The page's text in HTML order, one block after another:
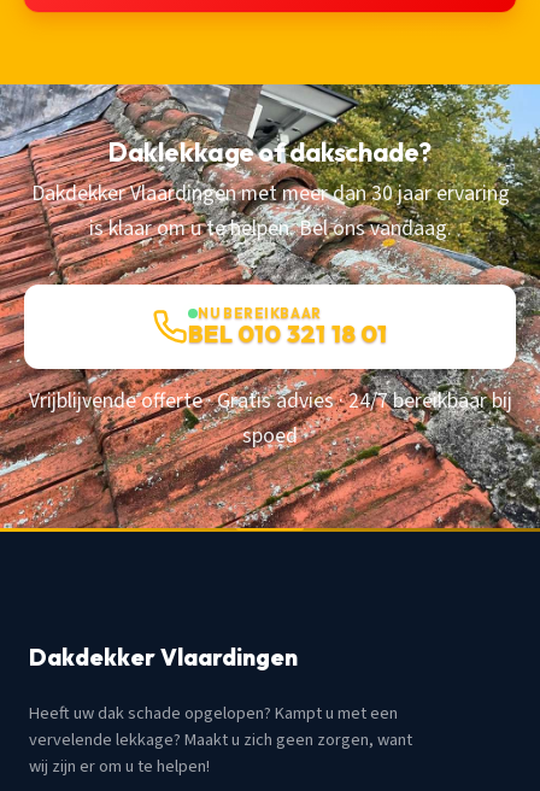
Daklekkage of dakschade?
Dakdekker Vlaardingen met meer dan 30 jaar ervaring
is klaar om u te helpen. Bel ons vandaag.
NU BEREIKBAAR
BEL 010 321 18 01
Vrijblijvende offerte · Gratis advies · 24/7 bereikbaar bij
spoed
Dakdekker Vlaardingen
Heeft uw dak schade opgelopen? Kampt u met een
vervelende lekkage? Maakt u zich geen zorgen, want
wij zijn er om u te helpen!